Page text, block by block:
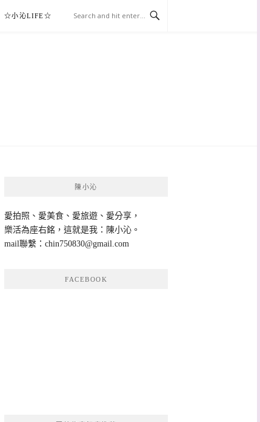
☆小沁LIFE☆
陳小沁
愛拍照、愛美食、愛旅遊、愛分享，
樂活為座右銘，這就是我：陳小沁。
mail聯繫： chin750830@gmail.com
FACEBOOK